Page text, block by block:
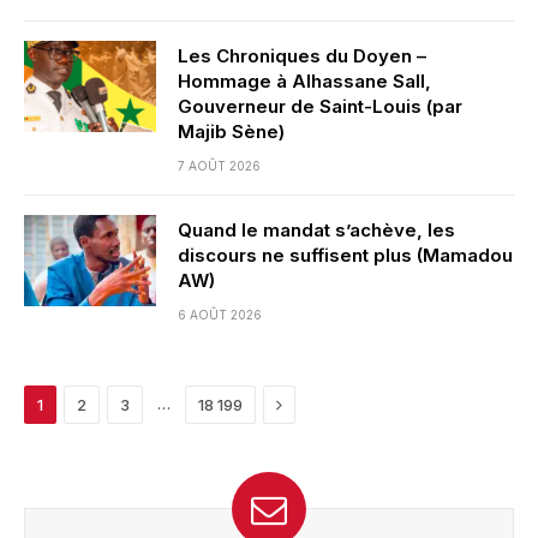
Les Chroniques du Doyen –
Hommage à Alhassane Sall,
Gouverneur de Saint-Louis (par
Majib Sène)
7 AOÛT 2026
Quand le mandat s’achève, les
discours ne suffisent plus (Mamadou
AW)
6 AOÛT 2026
1 2 3 … 18 199 Next